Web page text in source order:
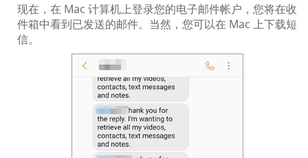
现在，在 Mac 计算机上登录您的电子邮件帐户，您将在收
件箱中看到已发送的邮件。当然，您可以在 Mac 上下载短
信。